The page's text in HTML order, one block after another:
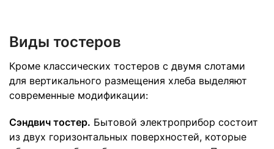
Виды тостеров
Кроме классических тостеров с двумя слотами
для вертикального размещения хлеба выделяют
современные модификации:
Сэндвич тостер. Бытовой электроприбор состоит
из двух горизонтальных поверхностей, которые